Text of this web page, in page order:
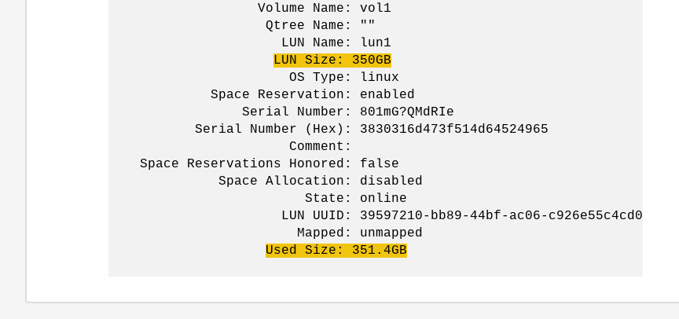
Volume Name: vol1
Qtree Name: ""
LUN Name: lun1
LUN Size: 350GB
OS Type: linux
Space Reservation: enabled
Serial Number: 801mG?QMdRIe
Serial Number (Hex): 3830316d473f514d64524965
Comment:
Space Reservations Honored: false
Space Allocation: disabled
State: online
LUN UUID: 39597210-bb89-44bf-ac06-c926e55c4cd0
Mapped: unmapped
Used Size: 351.4GB